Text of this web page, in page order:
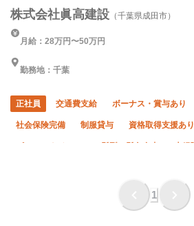
株式会社眞高建設 （千葉県成田市）
月給：28万円〜50万円
勤務地：千葉
正社員 交通費支給 ボーナス・賞与あり
社会保険完備 制服貸与 資格取得支援あり
1